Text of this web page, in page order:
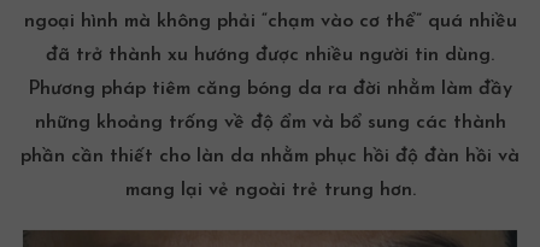
ngoại hình mà không phải “chạm vào cơ thể” quá nhiều
đã trở thành xu hướng được nhiều người tin dùng.
Phương pháp tiêm căng bóng da ra đời nhằm làm đầy
những khoảng trống về độ ẩm và bổ sung các thành
phần cần thiết cho làn da nhằm phục hồi độ đàn hồi và
mang lại vẻ ngoài trẻ trung hơn.